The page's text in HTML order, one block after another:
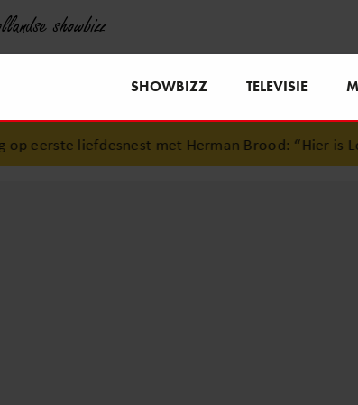
showbizz
SHOWBIZZ TELEVISIE
met Herman Brood: “Hier is Lola geboren”•